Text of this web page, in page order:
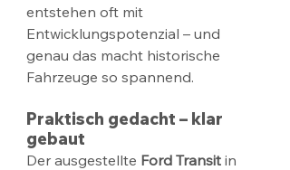
entstehen oft mit
Entwicklungspotenzial – und
genau das macht historische
Fahrzeuge so spannend.
Praktisch gedacht – klar
gebaut
Der ausgestellte Ford Transit in